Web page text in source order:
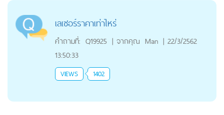
เลเซอร์ราคาเท่าไหร่
คำถามที่: Q19925 | จากคุณ Man | 22/3/2562
13:50:33
VIEWS 1402